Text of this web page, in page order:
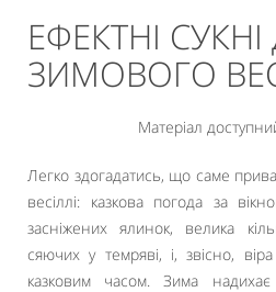
ЕФЕКТНІ
ЗИМОВОГО
Матеріал
Легко здогадатись, що саме
весіллі: казкова погода за
засніжених ялинок, велика
сяючих у темряві, і, звісно,
казковим часом. Зима